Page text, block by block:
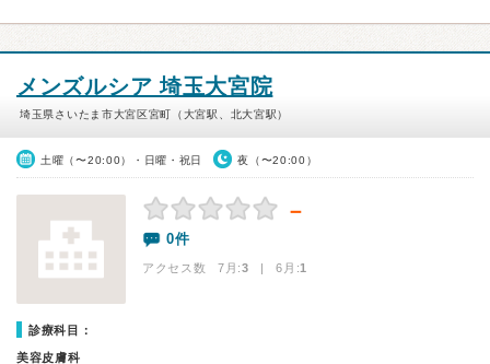
メンズルシア 埼玉大宮院
埼玉県さいたま市大宮区宮町（大宮駅、北大宮駅）
土曜（〜20:00）・日曜・祝日 夜（〜20:00）
－
0件
アクセス数 7月:3 | 6月:1
診療科目：
美容皮膚科